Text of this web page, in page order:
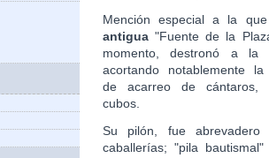
Mención especial a la
antigua "Fuente de la
momento, destronó a la
acortando notablemente la
de acarreo de cántaros,
cubos.
Su pilón, fue abrevadero
caballerías; "pila